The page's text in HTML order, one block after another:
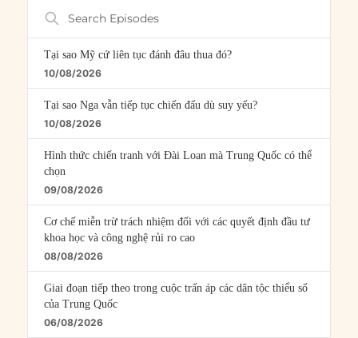
Search
Episodes
Tại sao Mỹ cứ liên tục đánh đâu thua đó?
10/08/2026
Tại sao Nga vẫn tiếp tục chiến đấu dù suy yếu?
10/08/2026
Hình thức chiến tranh với Đài Loan mà Trung Quốc có thể
chọn
09/08/2026
Cơ chế miễn trừ trách nhiệm đối với các quyết định đầu tư
khoa học và công nghệ rủi ro cao
08/08/2026
Giai đoạn tiếp theo trong cuộc trấn áp các dân tộc thiểu số
của Trung Quốc
06/08/2026